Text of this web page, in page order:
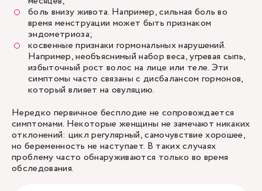
боль внизу живота. Например, сильная боль во
время менструации может быть признаком
эндометриоза;
косвенные признаки гормональных нарушений.
Например, необъяснимый набор веса, угревая сыпь,
избыточный рост волос на лице или теле. Эти
симптомы часто связаны с дисбалансом гормонов,
который влияет на овуляцию.
Нередко первичное бесплодие не сопровождается
симптомами. Некоторые женщины не замечают никаких
отклонений: цикл регулярный, самочувствие хорошее,
но беременность не наступает. В таких случаях
проблему часто обнаруживаются только во время
обследования.